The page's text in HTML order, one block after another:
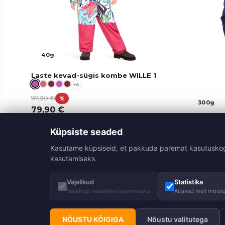
40g
Laste kevad-sügis kombe WILLE 1
+6
97,90€ %
79,90€
300g
Soovituslik
Küpsiste seaded
Kasutame küpsiseid, et pakkuda paremat
kasutamiseks.
Vajalikud
Vajalikud veebilehe toimimiseks
Statistika
Aitavad meil
NÕUSTU KÕIGIGA Nõustu valitutega